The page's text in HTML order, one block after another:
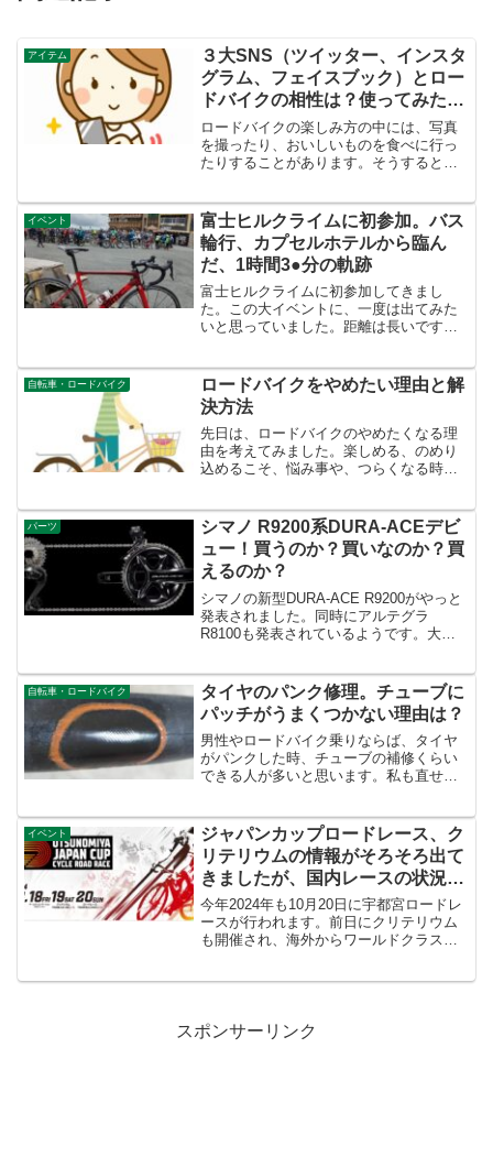
アイテム
３大SNS（ツイッター、インスタ
グラム、フェイスブック）とロー
ドバイクの相性は？使ってみた感
想を言うよ
ロードバイクの楽しみ方の中には、写真
を撮ったり、おいしいものを食べに行っ
たりすることがあります。そうすると、
きに現代では、SNSに投稿して、たくさ
んの人に見てもらうとい...
イベント
富士ヒルクライムに初参加。バス
輪行、カプセルホテルから臨ん
だ、1時間3●分の軌跡
富士ヒルクライムに初参加してきまし
た。この大イベントに、一度は出てみた
いと思っていました。距離は長いです
ん。タイトルを見るとブロンズは取れな
かったとわかりますが、タイムは...
自転車・ロードバイク
ロードバイクをやめたい理由と解
決方法
先日は、ロードバイクのやめたくなる理
由を考えてみました。楽しめる、のめり
込めるこそ、悩み事や、つらくなる時期
とありがたいです。お悩み解決を次の視
点から考えてみました。・...
パーツ
シマノ R9200系DURA-ACEデビ
ュー！買うのか？買いなのか？買
えるのか？
シマノの新型DURA-ACE R9200がやっと
発表されました。同時にアルテグラ
R8100も発表されているようです。大き
Di2化しています。そして、リアのスプロ
ケット...
自転車・ロードバイク
タイヤのパンク修理。チューブに
パッチがうまくつかない理由は？
男性やロードバイク乗りならば、タイヤ
がパンクした時、チューブの補修くらい
できる人が多いと思います。私も直せま
ん。すぐ取れてしまいます。そんな私の
原因は慣れでした。タイヤ修...
イベント
ジャパンカップロードレース、ク
リテリウムの情報がそろそろ出て
きましたが、国内レースの状況は
どうなっているのでしょうか？
今年2024年も10月20日に宇都宮ロードレ
ースが行われます。前日にクリテリウム
も開催され、海外からワールドクラスの
スポンサーリンク